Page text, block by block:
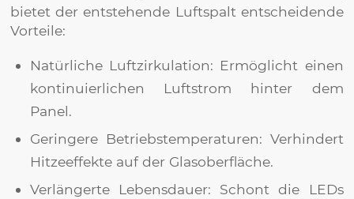
bietet der entstehende Luftspalt entscheidende
Vorteile:
Natürliche Luftzirkulation: Ermöglicht einen
kontinuierlichen Luftstrom hinter dem
Panel.
Geringere Betriebstemperaturen: Verhindert
Hitzeeffekte auf der Glasoberfläche.
Verlängerte Lebensdauer: Schont die LEDs